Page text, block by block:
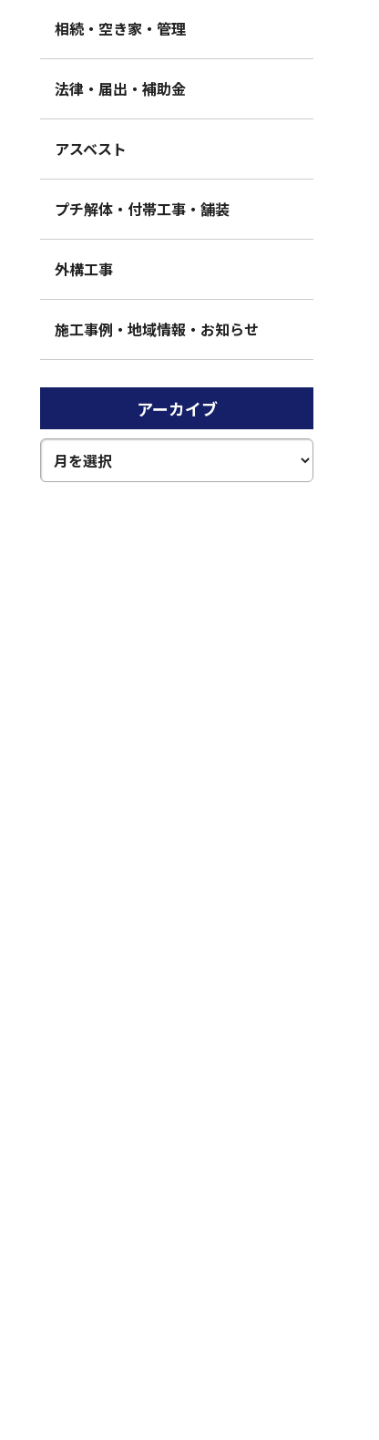
相続・空き家・管理
法律・届出・補助金
アスベスト
プチ解体・付帯工事・舗装
外構工事
施工事例・地域情報・お知らせ
アーカイブ